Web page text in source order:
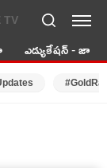
TV
ఎడ్యుకేషన్ - జాబ్స్